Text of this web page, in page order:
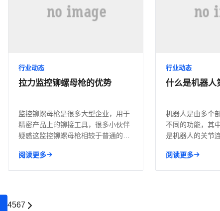
行业动态
拉力监控铆螺母枪的优势
监控铆螺母枪是很多大型企业，用于
精密产品上的铆接工具，很多小伙伴
疑惑这监控铆螺母枪相较于普通的铆
阅读更多
行业动态
什么是机器人
机器人是由多个
不同的功能，其
是机器人的关节
阅读更多
4567